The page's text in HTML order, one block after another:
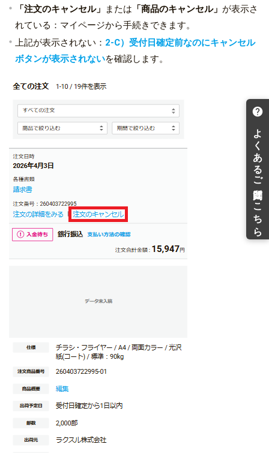
「注文のキャンセル」 または 「商品のキャンセル」 が表示さ
れている：マイページから手続きできます。
上記が表示されない： 2-C）受付日確定前なのにキャンセル
ボタンが表示されないを確認します。